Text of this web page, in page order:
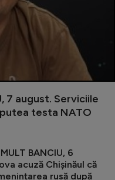
7 august. Serviciile
testa NATO
BANCIU, 6
acuză Chișinăul că
rusă după